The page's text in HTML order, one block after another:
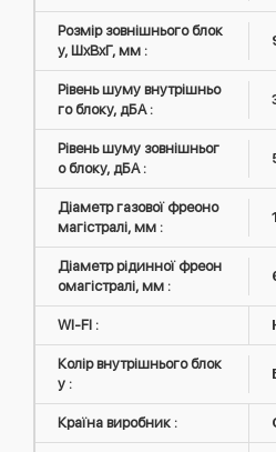
Розмір зовнішнього блок
у, ШxВxГ, мм :
Рівень шуму внутрішньо
го блоку, дБА :
Рівень шуму зовнішньог
о блоку, дБА :
Діаметр газової фреоно
магістралі, мм :
Діаметр рідинної фреон
омагістралі, мм :
WI-FI :
Колір внутрішнього блок
у :
Країна виробник :